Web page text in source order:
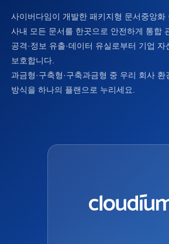
사이버다임이 개발한 패키지형 문서중앙화
사내 모든 문서를 한곳으로 안전하게 통합
공격·정보 유출·데이터 유실로부터 기업 자
보호합니다.
과금형·구축형·구축과금형 중 우리 회사 환
방식을 하나의 플랜으로 누리세요.